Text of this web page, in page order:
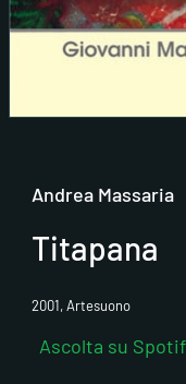
Andrea Massaria
Titapana
2001, Artesuono
Ascolta su